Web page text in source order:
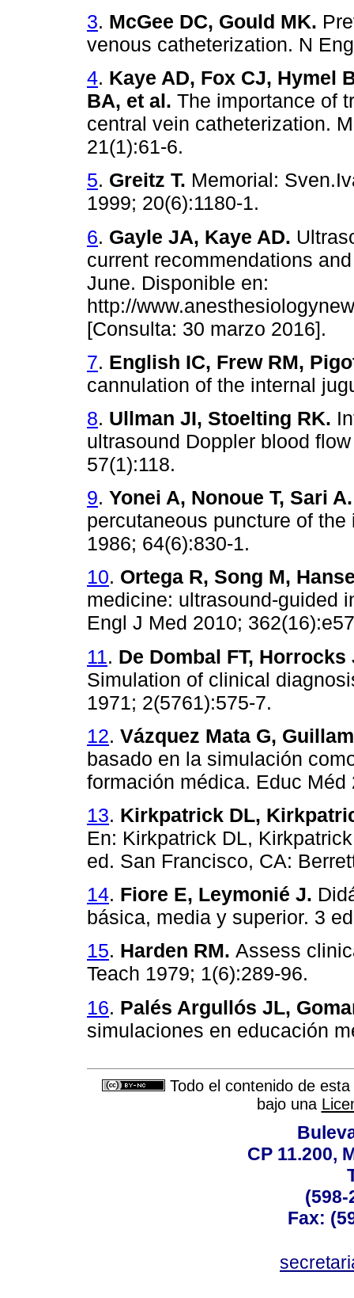
3. McGee DC, Gould MK.
venous catheterization. N
4. Kaye AD, Fox CJ, Hymel
BA, et al. The importance of
central vein catheterization.
21(1):61-6.
5. Greitz T. Memorial:
1999; 20(6):1180-1.
6. Gayle JA, Kaye AD.
current recommendations
June. Disponible en:
http://
[Consulta: 30 marzo 2016].
7. English IC, Frew RM,
cannulation of the internal
8. Ullman JI, Stoelting RK.
ultrasound Doppler blood
57(1):118.
9. Yonei A, Nonoue T, Sari
percutaneous puncture of
1986; 64(6):830-1.
10. Ortega R, Song M,
medicine: ultrasound-guided
Engl J Med 2010;
11 . De Dombal FT,
Simulation of clinical
1971; 2(5761):575-7.
12. Vázquez Mata G,
basado en la simulación
formación médica. Educ Méd
13. Kirkpatrick DL,
En: Kirkpatrick DL,
ed. San Francisco, CA:
14. Fiore E, Leymonié J.
básica, media y superior. 3
15. Harden RM. Assess
Teach 1979; 1(6):289-96.
16. Palés Argullós JL,
simulaciones en educación
Todo el contenido de
bajo una
CP 11.200,
(598-
Fax: